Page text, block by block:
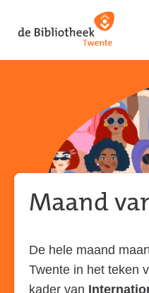
direct
direct
naar
de
Maand
De hele maand
Twente in het teken
kader van